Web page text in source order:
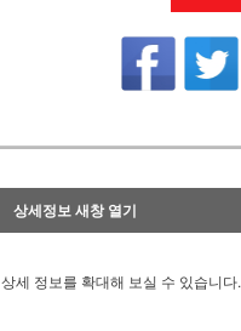
상세정보 새창 열기
상세 정보를 확대해 보실 수 있습니다.